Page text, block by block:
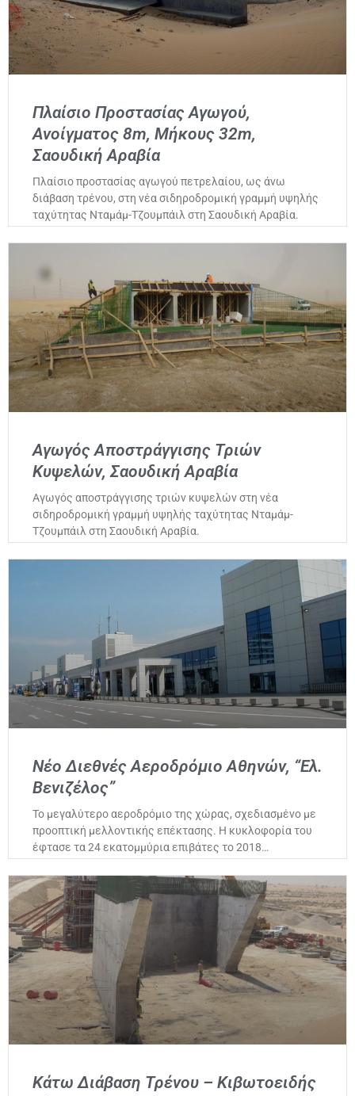
Πλαίσιο Προστασίας Αγωγού,
Ανοίγματος 8m, Μήκους 32m,
Σαουδική Αραβία
Πλαίσιο προστασίας αγωγού πετρελαίου, ως άνω
διάβαση τρένου, στη νέα σιδηροδρομική γραμμή υψηλής
ταχύτητας Νταμάμ-Τζουμπάιλ στη Σαουδική Αραβία.
Αγωγός Αποστράγγισης Τριών
Κυψελών, Σαουδική Αραβία
Αγωγός αποστράγγισης τριών κυψελών στη νέα
σιδηροδρομική γραμμή υψηλής ταχύτητας Νταμάμ-
Τζουμπάιλ στη Σαουδική Αραβία.
Νέο Διεθνές Αεροδρόμιο Αθηνών, “Ελ.
Βενιζέλος”
Το μεγαλύτερο αεροδρόμιο της χώρας, σχεδιασμένο με
προοπτική μελλοντικής επέκτασης. Η κυκλοφορία του
έφτασε τα 24 εκατομμύρια επιβάτες το 2018…
Κάτω Διάβαση Τρένου – Κιβωτοειδής